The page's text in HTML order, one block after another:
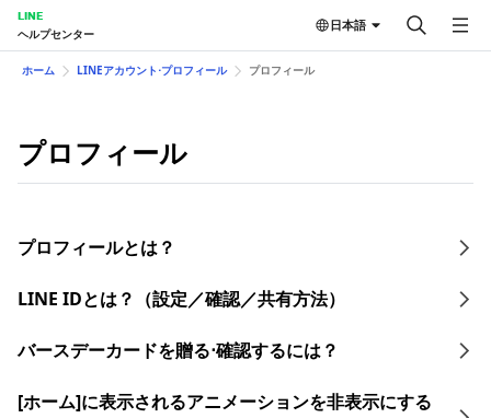
LINE
ヘルプセンター
日本語
ホーム LINEアカウント⋅プロフィール プロフィール
プロフィール
プロフィールとは？
LINE IDとは？（設定／確認／共有方法）​
バースデーカードを贈る⋅確認するには？
[ホーム]に表示されるアニメーションを非表示にする